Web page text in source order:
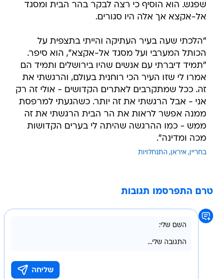
שפגש. הוא הוסיף כי רצה לבקר בהר הבית ומסגד
אל-אקצא אך אלה היו סגורים.
"הלכתי שעה בעיר העתיקה והייתי בתצפית על
הכותל המערבי ועל מסגד אל-אקצא", הוא סיפר.
"תמיד דיברתי עם אנשים שהיו בירושלים ותמיד הם
אמרו לי שזו העיר הכי רוחנית בעולם, והרגשתי את
זה. ככל שמתקרבים לאתרים הקדושים - אולי זה רק
אני - אבל הרגשתי את זה יותר. כשהגעתי למרפסת
ממנה אפשר לראות את הר הבית הרגשתי את זה
ממש - כמו ההרגשה שהיתה לי בערים הקדושות
מכה ומדינה".
בחריין איראן התנחלויות
טרם התפרסמו תגובות